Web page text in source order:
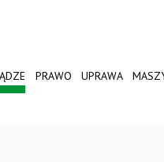
PRAWO UPRAWA